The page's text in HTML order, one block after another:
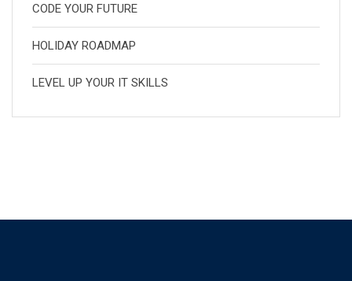
CODE YOUR FUTURE
HOLIDAY ROADMAP
LEVEL UP YOUR IT SKILLS